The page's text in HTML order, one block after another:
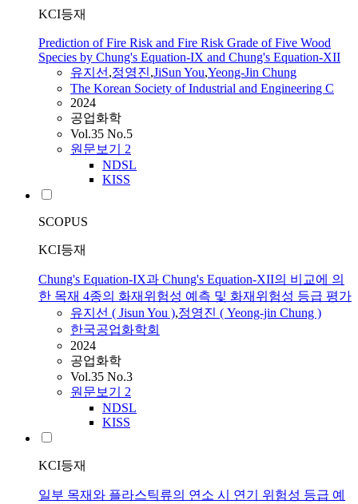
KCI등재
Prediction of Fire Risk and Fire Risk Grade of Five Wood
Species by Chung's Equation-IX and Chung's Equation-XII
유지선,정영진,JiSunYou,Yeong-Jin Chung
The Korean Society of Industrial and Engineering C
2024
공업화학
Vol.35 No.5
원문보기 2
NDSL
KISS
SCOPUS
KCI등재
Chung's Equation-IX과 Chung's Equation-XII의 비교에 의
한 목재 4종의 화재위험성 예측 및 화재위험성 등급 평가
유지선 ( JisunYou ),정영진 ( Yeong-jin Chung )
한국공업화학회
2024
공업화학
Vol.35 No.3
원문보기 2
NDSL
KISS
KCI등재
일부 목재와 플라스틱류의 연소 시 연기 위험성 등급 예